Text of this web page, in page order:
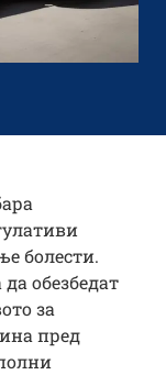
болести.
обезбедат
за
пред